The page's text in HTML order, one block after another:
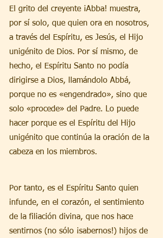
El grito del creyente ¡Abba! muestra,
por sí solo, que quien ora en nosotros,
a través del Espíritu, es Jesús, el Hijo
unigénito de Dios. Por sí mismo, de
hecho, el Espíritu Santo no podía
dirigirse a Dios, llamándolo Abbá,
porque no es «engendrado», sino que
solo «procede» del Padre. Lo puede
hacer porque es el Espíritu del Hijo
unigénito que continúa la oración de la
cabeza en los miembros.
Por tanto, es el Espíritu Santo quien
infunde, en el corazón, el sentimiento
de la filiación divina, que nos hace
sentirnos (no sólo ¡sabernos!) hijos de